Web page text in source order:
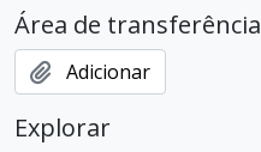
Área de transferência
Adicionar
Explorar